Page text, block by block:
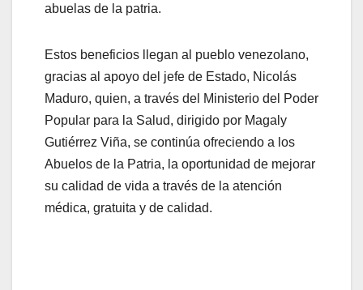
abuelas de la patria.
Estos beneficios llegan al pueblo venezolano,
gracias al apoyo del jefe de Estado, Nicolás
Maduro, quien, a través del Ministerio del Poder
Popular para la Salud, dirigido por Magaly
Gutiérrez Viña, se continúa ofreciendo a los
Abuelos de la Patria, la oportunidad de mejorar
su calidad de vida a través de la atención
médica, gratuita y de calidad.